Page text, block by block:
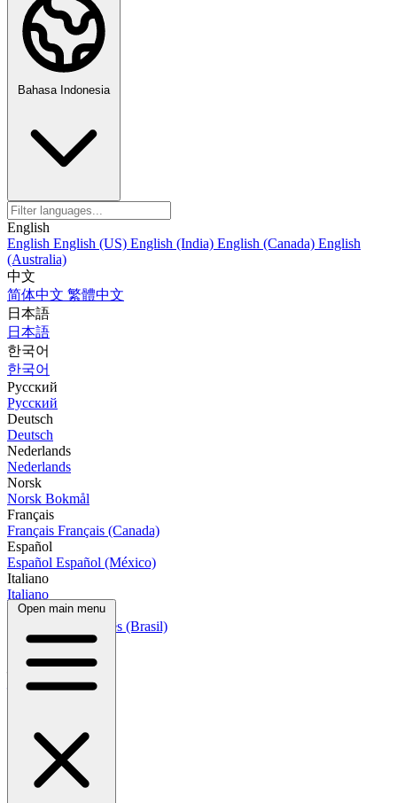
Bahasa Indonesia
English
English English (US) English (India) English (Canada) English
(Australia)
中文
简体中文 繁體中文
日本語
日本語
한국어
한국어
Русский
Русский
Deutsch
Deutsch
Nederlands
Nederlands
Norsk
Norsk Bokmål
Français
Français Français (Canada)
Español
Español Español (México)
Italiano
Italiano
Português
Português (Brasil)
العربية
العربية
हिन्दी
Bahasa
Open main menu